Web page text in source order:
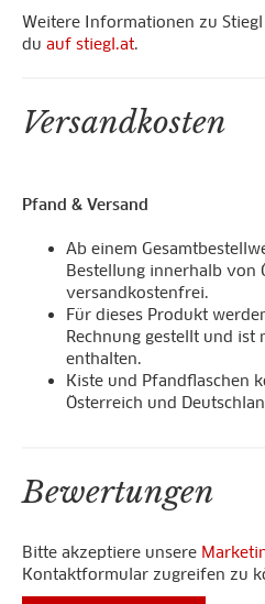
Weitere Informationen zu
du auf stiegl.at.
Versandkosten
Pfand & Versand
Ab einem
Bestellung innerhalb von
versandkostenfrei.
Für dieses Produkt
Rechnung gestellt und ist
enthalten.
Kiste und Pfandflaschen
Österreich und
Bewertungen
Bitte akzeptiere unsere
Kontaktformular zugreifen zu